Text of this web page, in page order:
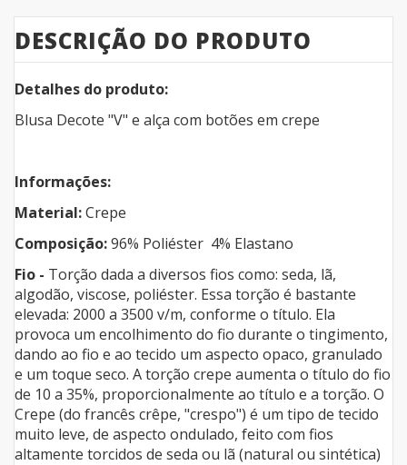
DESCRIÇÃO DO PRODUTO
Detalhes do produto:
Blusa Decote "V" e alça com botões em crepe
Informações:
Material:Crepe
Composição:96% Poliéster 4% Elastano
Fio - Torção dada a diversos fios como: seda, lã,
algodão, viscose, poliéster. Essa torção é bastante
elevada: 2000 a 3500 v/m, conforme o título. Ela
provoca um encolhimento do fio durante o tingimento,
dando ao fio e ao tecido um aspecto opaco, granulado
e um toque seco. A torção crepe aumenta o título do fio
de 10 a 35%, proporcionalmente ao título e a torção. O
Crepe (do francês crêpe, "crespo") é um tipo de tecido
muito leve, de aspecto ondulado, feito com fios
altamente torcidos de seda ou lã (natural ou sintética)